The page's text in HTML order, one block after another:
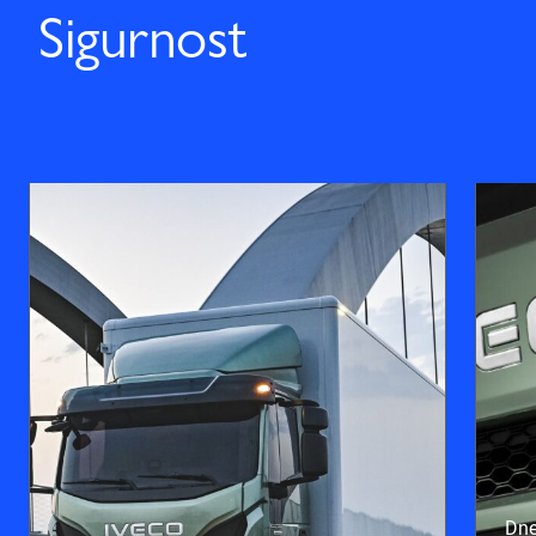
Sigurnost